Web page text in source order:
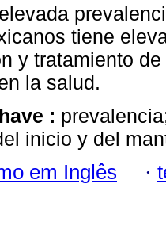
tiene
y tratamiento
la salud.
:
inicio y del
em Inglês ·